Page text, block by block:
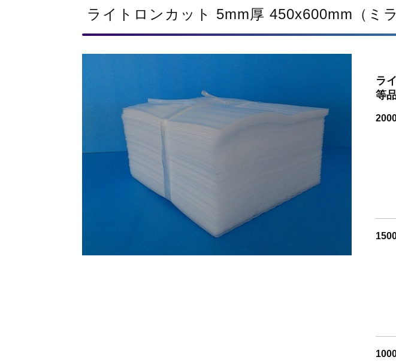
お知らせ 2026.7.24 2026年 夏季休業のお知らせ
ライトロンカット 5mm厚 450x600mm（ミ
ラ
等品